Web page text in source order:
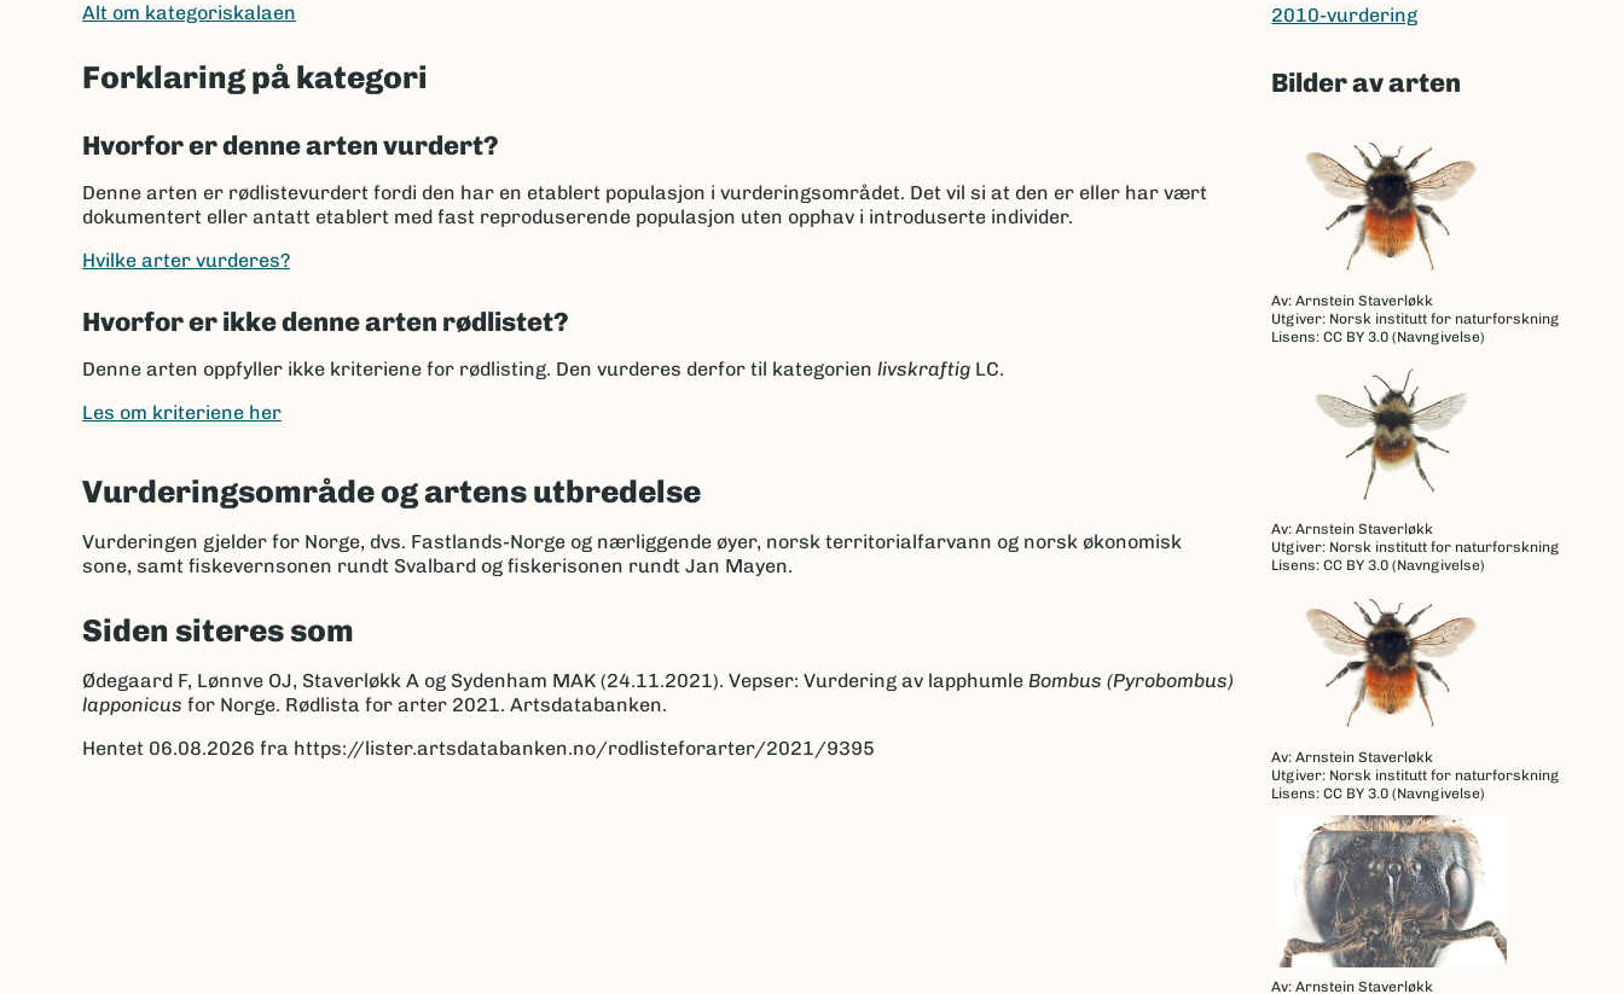
Alt om kategoriskalaen
Forklaring på kategori
Hvorfor er denne arten vurdert?
Denne arten er rødlistevurdert fordi den har en etablert populasjon i vurderingsområdet. Det vil si at den er eller har vært
dokumentert eller antatt etablert med fast reproduserende populasjon uten opphav i introduserte individer.
Hvilke arter vurderes?
Hvorfor er ikke denne arten rødlistet?
Denne arten oppfyller ikke kriteriene for rødlisting. Den vurderes derfor til kategorien livskraftig LC.
Les om kriteriene her
Vurderingsområde og artens utbredelse
Vurderingen gjelder for Norge, dvs. Fastlands-Norge og nærliggende øyer, norsk territorialfarvann og norsk økonomisk
sone, samt fiskevernsonen rundt Svalbard og fiskerisonen rundt Jan Mayen.
Siden siteres som
Ødegaard F, Lønnve OJ, Staverløkk A og Sydenham MAK (24.11.2021). Vepser: Vurdering av lapphumle Bombus (Pyrobombus)
lapponicus for Norge. Rødlista for arter 2021. Artsdatabanken.
Hentet 06.08.2026 fra https://lister.artsdatabanken.no/rodlisteforarter/2021/9395
2010-vurdering
Bilder av arten
Av: Arnstein Staverløkk
Utgiver: Norsk institutt for naturforskning
Lisens: CC BY 3.0 (Navngivelse)
Av: Arnstein Staverløkk
Utgiver: Norsk institutt for naturforskning
Lisens: CC BY 3.0 (Navngivelse)
Av: Arnstein Staverløkk
Utgiver: Norsk institutt for naturforskning
Lisens: CC BY 3.0 (Navngivelse)
Av: Arnstein Staverløkk